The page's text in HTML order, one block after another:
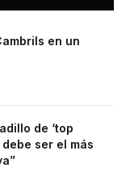
en un
de ‘top
debe ser el más